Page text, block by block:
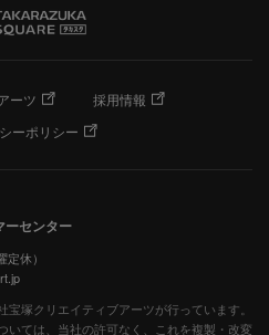
ーツ
採用情報
ーポリシー
ーセンター
休）
塚クリエイティブアーツが行っています。
いては、当社の許可なく、これを複製・改変